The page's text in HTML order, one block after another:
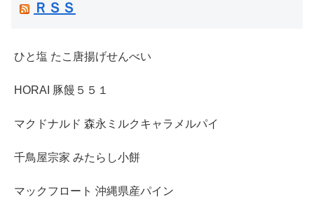
ＲＳＳ
ひと塩 たこ唐揚げせんべい
HORAI 豚饅５５１
マクドナルド 森永ミルクキャラメルパイ
千鳥屋宗家 みたらし小餅
マックフロート 沖縄県産パイン